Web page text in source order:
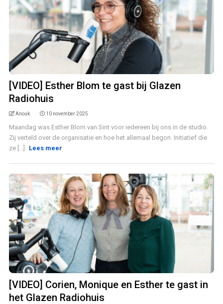
[VIDEO] Esther Blom te gast bij Glazen
Radiohuis
Anouk 10 november 2025
Maandag was Esther Blom van Sint voor iedereen bij ons in de studio.
Zij verteld over de organisatie en hoe het allemaal begon. Initiatief die
ze [...]
Lees meer
[VIDEO] Corien, Monique en Esther te gast in
het Glazen Radiohuis